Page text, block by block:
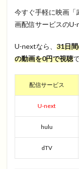
今すぐ手軽に映画「
画配信サービスのU-
U-nextなら、 31日
の動画を0円で視聴
配信サービス
U-next
hulu
dTV